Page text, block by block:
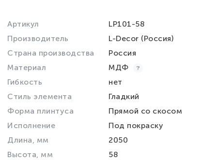
Артикул
LP101-58
Производитель
L-Decor (Россия)
Страна производства
Россия
Материал
МДФ
Гибкость
нет
Стиль элемента
Гладкий
Форма плинтуса
Прямой со скосом
Исполнение
Под покраску
Длина, мм
2050
Высота, мм
58